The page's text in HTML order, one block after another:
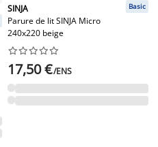
SINJA
Parure de lit SINJA Micro
240x220 beige
Basic






17,50 €/ENS